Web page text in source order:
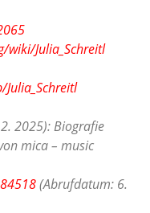
Julia_Schreitl
2025): Biografie
mica – music
(Abrufdatum: 6.